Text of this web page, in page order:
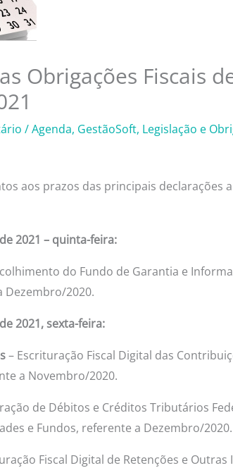
Obrigações Fiscais
/Agenda, GestãoSoft, Legislação e
aos prazos das principais declarações
2021 – quinta-feira:
do Fundo de Garantia e
Dezembro/2020.
2021, sexta-feira:
– Escrituração Fiscal Digital das
a Novembro/2020.
de Débitos e Créditos Tributários
e Fundos, referente a Dezembro/2020.
Fiscal Digital de Retenções e Outras